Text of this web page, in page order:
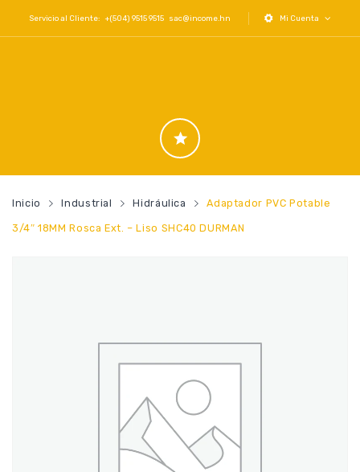
Servicio al Cliente: +(504) 9515 9515 sac@income.hn Mi Cuenta
Inicio Industrial Hidráulica Adaptador PVC Potable
3/4″ 18MM Rosca Ext. – Liso SHC40 DURMAN